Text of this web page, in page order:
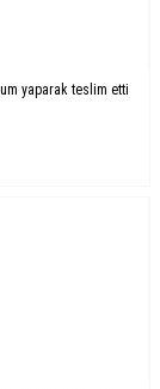
yaparak teslim etti